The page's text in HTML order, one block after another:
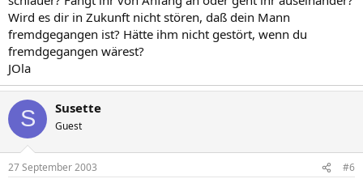
Wird es dir in Zukunft nicht stören, daß dein Mann
fremdgegangen ist? Hätte ihm nicht gestört, wenn du
fremdgegangen wärest?
JOla
S Susette
Guest
27 September 2003 #6